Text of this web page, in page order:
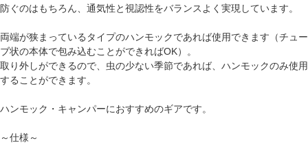
防ぐのはもちろん、通気性と視認性をバランスよく実現しています。
両端が狭まっているタイプのハンモックであれば使用できます（チュー
ブ状の本体で包み込むことができればOK）。
取り外しができるので、虫の少ない季節であれば、ハンモックのみ使用
することができます。
ハンモック・キャンパーにおすすめのギアです。
～仕様～